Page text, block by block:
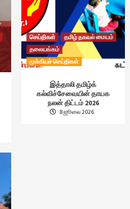
செய்திகள்
தமிழ் தகவல் மையம்
தலையங்கம்
முக்கியச் செய்திகள்
இத்தாலி தமிழ்க்
கல்விச்சேவையின் தாயக
நலன் திட்டம் 2026
8 ஜூலை 2026